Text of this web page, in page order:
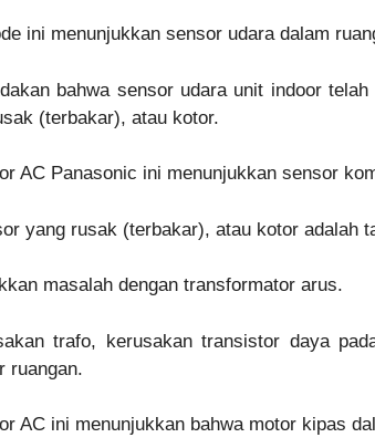
ini menunjukkan sensor udara dalam
bahwa sensor udara unit indoor
(terbakar), atau kotor.
AC Panasonic ini menunjukkan sensor
yang rusak (terbakar), atau kotor adalah
masalah dengan transformator arus.
trafo, kerusakan transistor daya
ruangan.
AC ini menunjukkan bahwa motor kipas